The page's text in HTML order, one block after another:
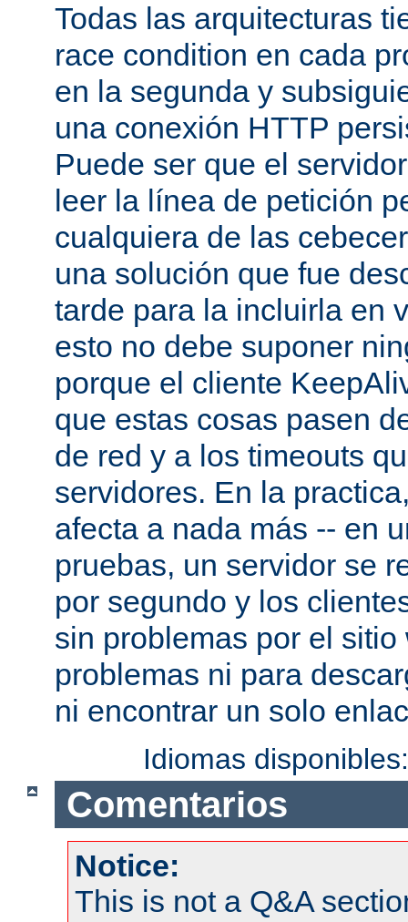
Todas las arquitecturas
race condition en cada
en la segunda y
una conexión HTTP
Puede ser que el
leer la línea de petición
cualquiera de las
una solución que fue
tarde para la incluirla en
esto no debe suponer
porque el cliente
que estas cosas pasen
de red y a los timeouts
servidores. En la
afecta a nada más -- en
pruebas, un servidor se
por segundo y los
sin problemas por el
problemas ni para
ni encontrar un solo
Idiomas
Comentarios
Notice:
This is not a Q&A